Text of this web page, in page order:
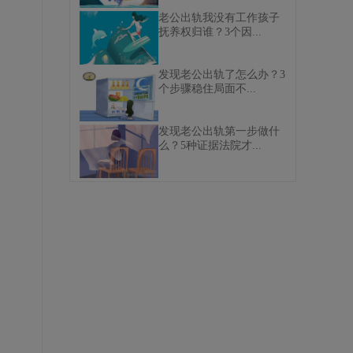
老公出轨我没有工作孩子
抚养权归谁？3个因...
发现老公出轨了怎么办？3
个步骤稳住局面不...
发现老公出轨第一步做什
么？5种证据法院才...